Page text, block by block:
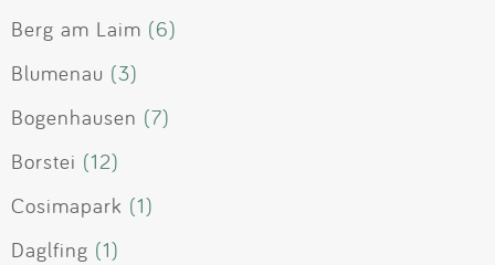
Berg am Laim (6)
Blumenau (3)
Bogenhausen (7)
Borstei (12)
Cosimapark (1)
Daglfing (1)